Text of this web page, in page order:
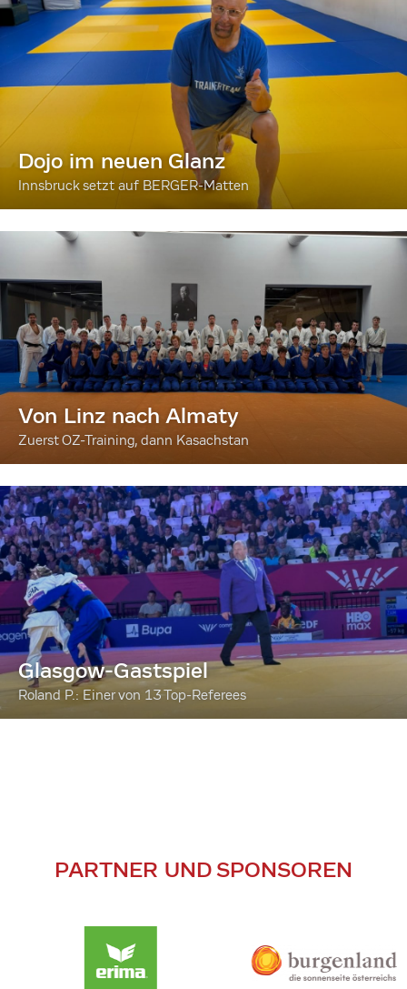
Dojo im neuen Glanz
Innsbruck setzt auf BERGER-Matten
Von Linz nach Almaty
Zuerst OZ-Training, dann Kasachstan
Glasgow-Gastspiel
Roland P.: Einer von 13 Top-Referees
PARTNER UND SPONSOREN